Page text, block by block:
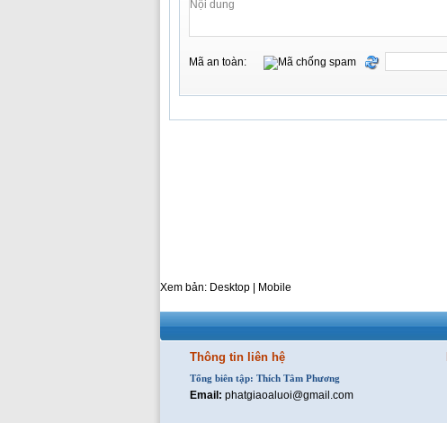
Mã an toàn:
Xem bản: Desktop | Mobile
Thông tin liên hệ
Tổng biên tập: Thích Tâm Phương
Email: phatgiaoaluoi@gmail.com